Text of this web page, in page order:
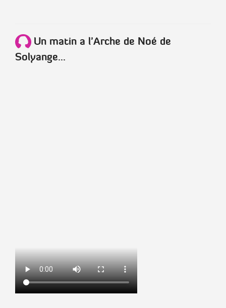
Un matin a l'Arche de Noé de
Solyange...